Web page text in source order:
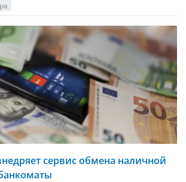
сервис обмена наличной